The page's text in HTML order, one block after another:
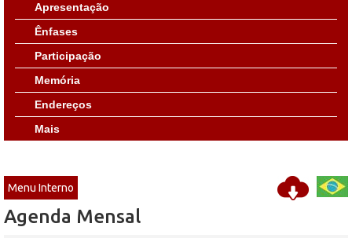
Apresentação
Ênfases
Participação
Memória
Endereços
Mais
Menu Interno
Agenda Mensal